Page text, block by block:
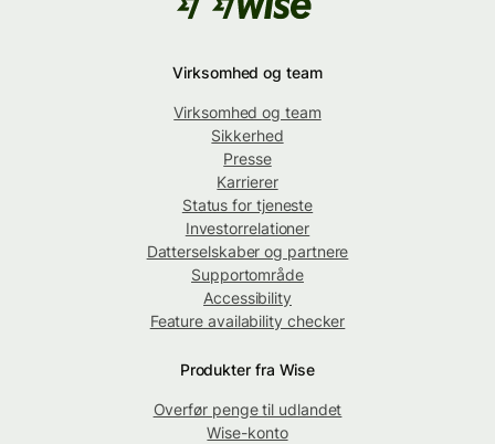
Virksomhed og team
Virksomhed og team
Sikkerhed
Presse
Karrierer
Status for tjeneste
Investorrelationer
Datterselskaber og partnere
Supportområde
Accessibility
Feature availability checker
Produkter fra Wise
Overfør penge til udlandet
Wise-konto